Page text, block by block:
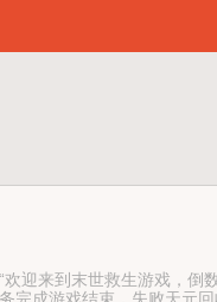
迎来到末世救生游戏，